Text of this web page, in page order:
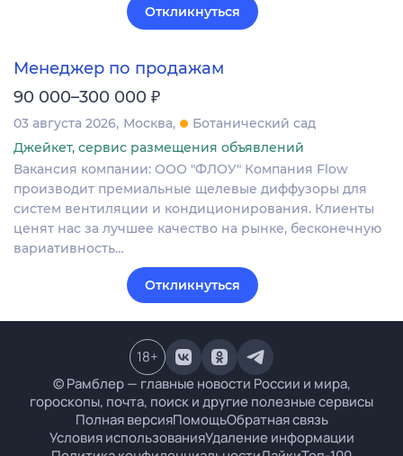
Откликнуться
Менеджер по продажам
90 000–300 000 ₽
03 августа 2026 Москва
Ботанический сад
Джейкет, сервис размещения объявлений
Вакансия компании: ООО "ФЛОУ" Компания Flow
производит премиальные щелевые диффузоры для
систем вентиляции и кондиционирования. Клиенты
ценят нас за лучшее качество на рынке, бесконечную
вариативность…
Откликнуться
© Рамблер — главные новости России и мира,
гороскопы, почта, поиск и другие полезные сервисы
Полная версияПомощьОбратная связь
Условия использованияУдаление информации
18+